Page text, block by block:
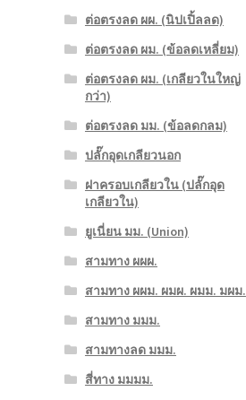
ต่อตรงลด ผผ. (นิปเปิ้ลลด)
ต่อตรงลด ผม. (ข้อลดเหลี่ยม)
ต่อตรงลด ผม. (เกลียวในใหญ่
กว่า)
ต่อตรงลด มม. (ข้อลดกลม)
ปลั๊กอุดเกลียวนอก
ฝาครอบเกลียวใน (ปลั๊กอุด
เกลียวใน)
ยูเนี่ยน มม. (Union)
สามทาง ผผผ.
สามทาง ผผม. ผมผ. ผมม. มผม.
สามทาง มมม.
สามทางลด มมม.
สี่ทาง มมมม.